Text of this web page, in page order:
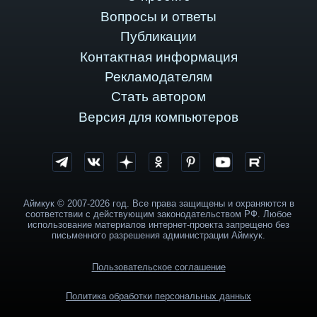
Вопросы и ответы
Публикации
Контактная информация
Рекламодателям
Стать автором
Версия для компьютеров
Аймкук © 2007-2026 год. Все права защищены и охраняются в
соответствии с действующим законодательством РФ. Любое
использование материалов интернет-проекта запрещено без
письменного разрешения администрации Аймкук.
Пользовательское соглашение
Политика обработки персональных данных